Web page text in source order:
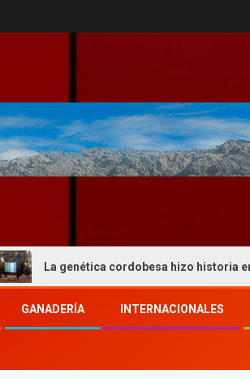
genética cordobesa hizo historia en
GANADERÍA INTERNACIONALES